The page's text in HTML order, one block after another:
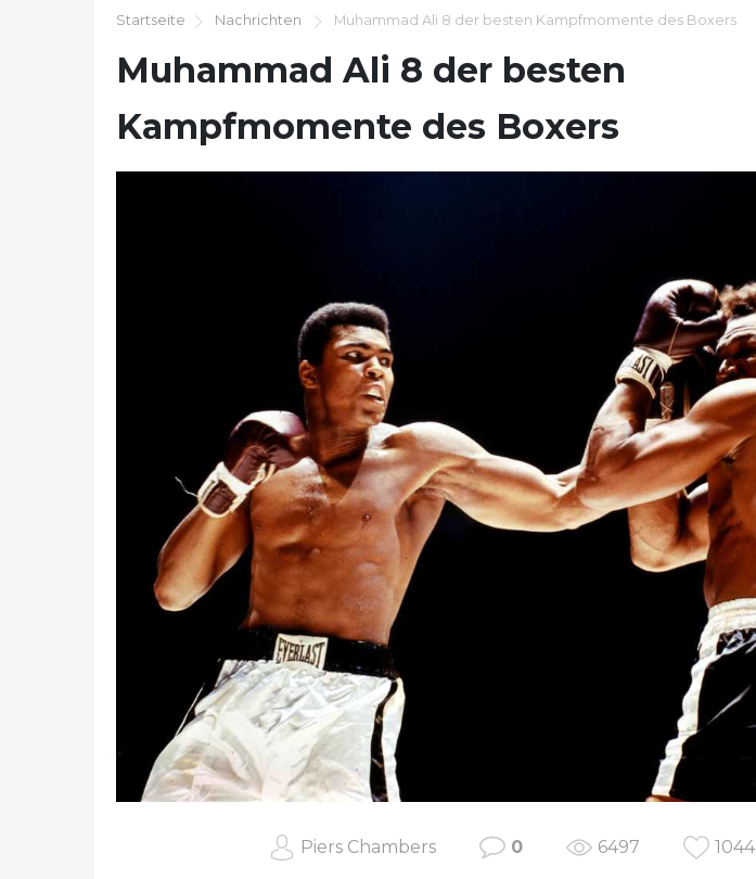
Startseite Nachrichten Muhammad Ali 8 der besten Kampfmomente des Boxers
Muhammad Ali 8 der besten
Kampfmomente des Boxers
Piers Chambers 0 6497 1044